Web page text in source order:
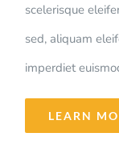
scelerisque
sed, aliquam
imperdiet
LEARN